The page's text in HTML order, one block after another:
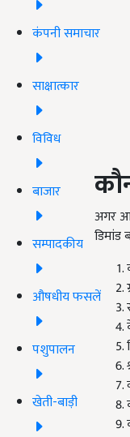
कंपनी समाचार
साक्षात्कार
विविध
बाजार
सम्पादकीय
औषधीय फसलें
पशुपालन
खेती-बाड़ी
अगर